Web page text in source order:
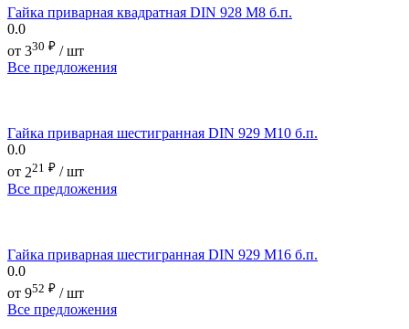
Гайка приварная квадратная DIN 928 М8 б.п.
0.0
от 330 ₽ / шт
Все предложения
Гайка приварная шестигранная DIN 929 М10 б.п.
0.0
от 221 ₽ / шт
Все предложения
Гайка приварная шестигранная DIN 929 М16 б.п.
0.0
от 952 ₽ / шт
Все предложения